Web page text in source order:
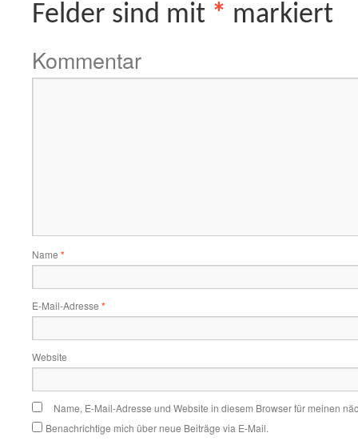
Felder sind mit * markiert
Kommentar
Name *
E-Mail-Adresse *
Website
Name, E-Mail-Adresse und Website in diesem Browser für meinen
Benachrichtige mich über neue Beiträge via E-Mail.